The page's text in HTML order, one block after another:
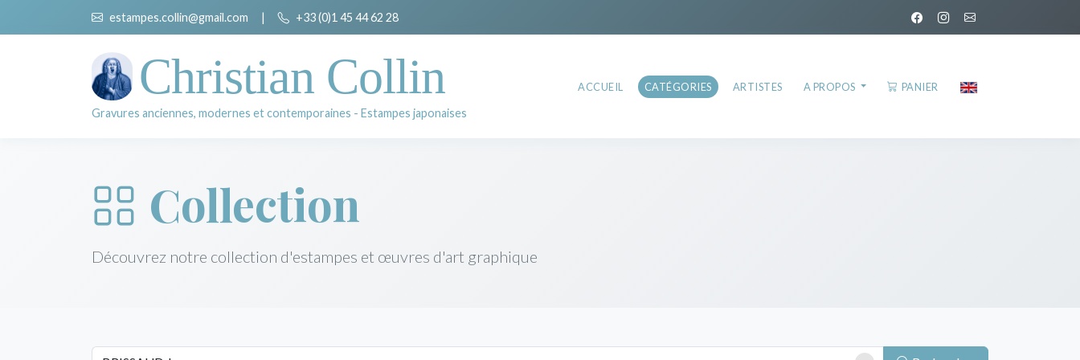
estampes.collin@gmail.com | +33 (0)1 45 44 62 28
Christian Collin
Gravures anciennes, modernes et contemporaines - Estampes japonaises
ACCUEIL CATÉGORIES ARTISTES A PROPOS PANIER
Collection
Découvrez notre collection d'estampes et œuvres d'art graphique